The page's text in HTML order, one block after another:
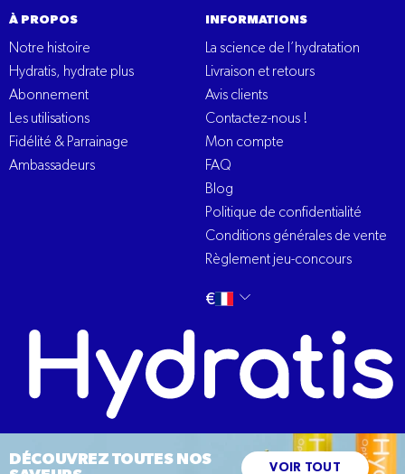
DÉCOUVREZ TOUTES NOS
VOIR TOUT
À PROPOS
Notre histoire
Hydratis, hydrate plus
Abonnement
Les utilisations
Fidélité & Parrainage
Ambassadeurs
INFORMATIONS
La science de l’hydratation
Livraison et retours
Avis clients
Contactez-nous !
Mon compte
FAQ
Blog
Politique de confidentialité
Conditions générales de vente
Règlement jeu-concours
Changer
€ français